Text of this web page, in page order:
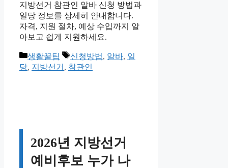
지방선거 참관인 알바 신청 방법과
일당 정보를 상세히 안내합니다.
자격, 지원 절차, 예상 수입까지 알
아보고 쉽게 지원하세요.
카
테
생활꿀팁
태
그
신청방법, 알바, 일
당, 지방선거 , 참관인
2026년 지방선거
예비후보 누가 나